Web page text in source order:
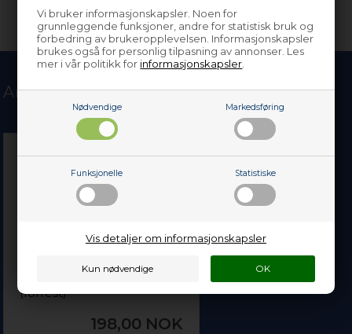
Vi bruker informasjonskapsler. Noen for
grunnleggende funksjoner, andre for statistisk bruk og
forbedring av brukeropplevelsen. Informasjonskapsler
brukes også for personlig tilpasning av annonser. Les
mer i vår politikk for informasjonskapsler
Nødvendige Markedsføring
Funksjonelle Statistiske
Vis detaljer om informasjonskapsler
Andre kjøpte også
List til glasshylle, Beko
kjøl & frys - 494 mm
(forrest)
198,00 NOK